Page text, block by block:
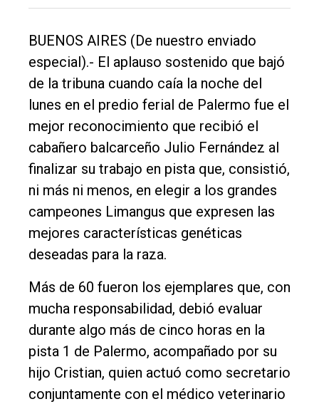
Balcarce
Inicio
Tendencia
Int.
General
Política
Cultura
Entrevistas
Rural
Deportes
Fúnebres
Edición
Empresa
BUENOS AIRES (De nuestro enviado
especial).- El aplauso sostenido que bajó
de la tribuna cuando caía la noche del
lunes en el predio ferial de Palermo fue el
mejor reconocimiento que recibió el
cabañero balcarceño Julio Fernández al
finalizar su trabajo en pista que, consistió,
ni más ni menos, en elegir a los grandes
campeones Limangus que expresen las
mejores características genéticas
deseadas para la raza.
Más de 60 fueron los ejemplares que, con
mucha responsabilidad, debió evaluar
durante algo más de cinco horas en la
pista 1 de Palermo, acompañado por su
hijo Cristian, quien actuó como secretario
conjuntamente con el médico veterinario